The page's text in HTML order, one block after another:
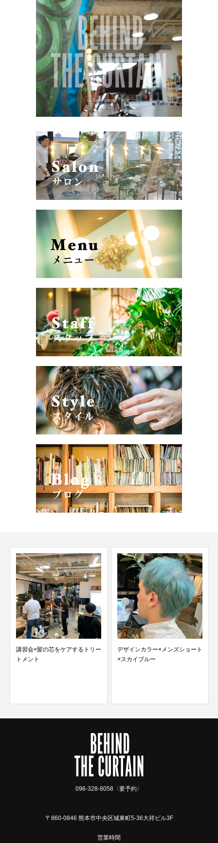
ケアするトリー
デザインカラー×メンズショート
096-328-8058〈要予約〉
〒860-0846 熊本市中央区城東町5-36大祥ビル3F
営業時間